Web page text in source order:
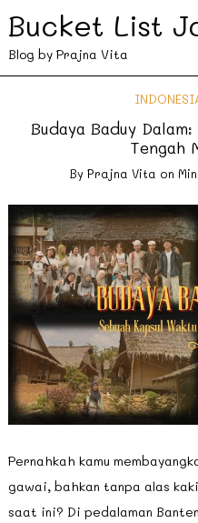
Bucket List
Blog by Prajna Vita
Budaya Baduy
Tengah
By Prajna Vita on
Pernahkah kamu
gawai, bahkan tanpa alas
saat ini? Di pedalaman